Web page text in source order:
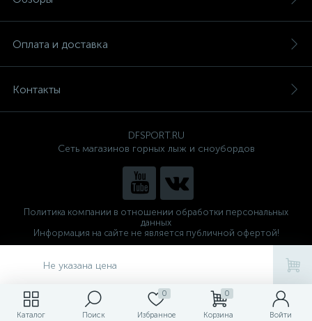
Каталог Поиск
0
Избранное
0
Корзина Войти
Не указана цена
Оплата и доставка
Контакты
DFSPORT.RU
Сеть магазинов горных лыж и сноубордов
Политика компании в отношении обработки персональных
данных
Информация на сайте не является публичной офертой!